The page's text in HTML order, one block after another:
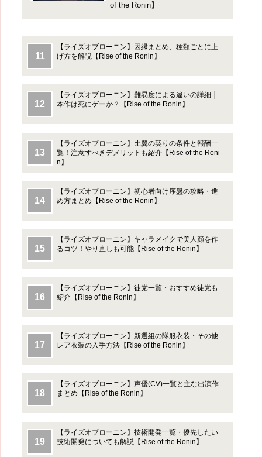
of the Ronin】
【ライズオブローニン】因縁まとめ、種類ごとに上
げ方を解説【Rise of the Ronin】
【ライズオブローニン】難易度による違いの詳細 │
本作は死にゲーか？【Rise of the Ronin】
【ライズオブローニン】比翼の契りの条件と報酬一
覧！注意すべきデメリットも紹介【Rise of the Roni
n】
【ライズオブローニン】初心者向け序盤の攻略・進
め方まとめ【Rise of the Ronin】
【ライズオブローニン】キャラメイクで美人顔を作
るコツ！やり直しも可能【Rise of the Ronin】
【ライズオブローニン】徒党一覧・おすすめ徒党も
紹介【Rise of the Ronin】
【ライズオブローニン】新選組の隊服衣装・その他
レア衣装の入手方法【Rise of the Ronin】
【ライズオブローニン】声優(CV)一覧と主な出演作
まとめ【Rise of the Ronin】
【ライズオブローニン】技術開発一覧・優先したい
技術開発についても解説【Rise of the Ronin】